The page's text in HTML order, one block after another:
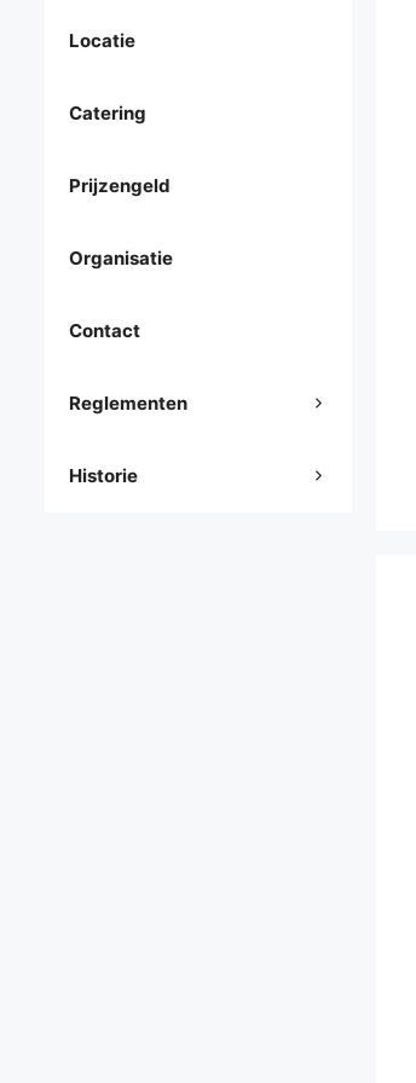
Locatie
Catering
Prijzengeld
Organisatie
Contact
Reglementen
Historie